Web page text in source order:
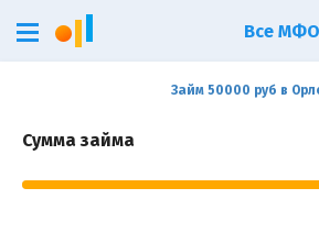
Займ 50000 руб в
Сумма займа
Все МФО